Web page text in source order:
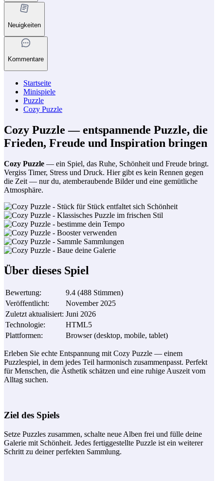
Neuigkeiten
Kommentare
Startseite
Minispiele
Puzzle
Cozy Puzzle
Cozy Puzzle — entspannende Puzzle, die
Frieden, Freude und Inspiration bringen
Cozy Puzzle — ein Spiel, das Ruhe, Schönheit und Freude bringt.
Vergiss Timer, Stress und Druck. Hier gibt es kein Rennen gegen
die Zeit — nur du, atemberaubende Bilder und eine gemütliche
Atmosphäre.
Über dieses Spiel
Bewertung: 9.4 (488 Stimmen)
Veröffentlicht:
November 2025
Zuletzt aktualisiert: Juni 2026
Technologie:
HTML5
Plattformen: Browser (desktop, mobile, tablet)
Erleben Sie echte Entspannung mit Cozy Puzzle — einem
Puzzlespiel, in dem jedes Teil harmonisch zusammenpasst. Perfekt
für Menschen, die Ästhetik schätzen und eine ruhige Auszeit vom
Alltag suchen.
Ziel des Spiels
Setze Puzzles zusammen, schalte neue Alben frei und fülle deine
Galerie mit Schönheit. Jedes fertiggestellte Puzzle ist ein weiterer
Schritt zu deiner perfekten Sammlung.